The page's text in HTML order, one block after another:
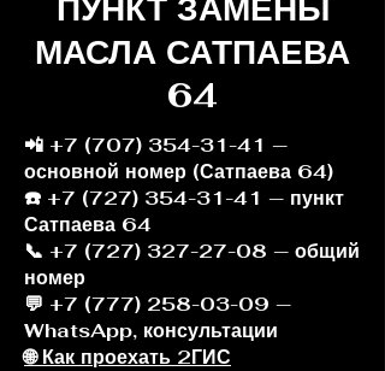
МАСЛА САТПАЕВА
64
📲 +7 (707) 354-31-41 —
основной номер (Сатпаева 64)
☎️ +7 (727) 354-31-41 — пункт
Сатпаева 64
📞 +7 (727) 327-27-08 — общий
номер
💬 +7 (777) 258-03-09 —
WhatsApp, консультации
🌐 Как проехать 2ГИС